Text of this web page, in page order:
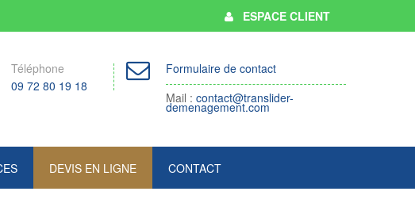
ESPACE CLIENT
Téléphone
09 72 80 19 18
Formulaire de contact
Mail : contact@translider-
demenagement.com
DEVIS EN LIGNE CONTACT